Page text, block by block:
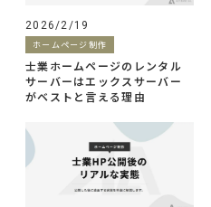
2026/2/19
ホームページ制作
士業ホームページのレンタル
サーバーはエックスサーバー
がベストと言える理由